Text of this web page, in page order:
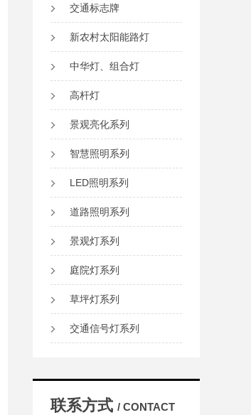
交通标志牌
新农村太阳能路灯
中华灯、组合灯
高杆灯
景观亮化系列
智慧照明系列
LED照明系列
道路照明系列
景观灯系列
庭院灯系列
草坪灯系列
交通信号灯系列
联系方式 / CONTACT